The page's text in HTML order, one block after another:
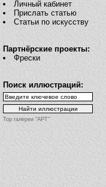
Личный кабинет
Прислать статью
Статьи по искусству
Партнёрские проекты:
Фрески
Поиск иллюстраций:
Top галереи "АРТ"